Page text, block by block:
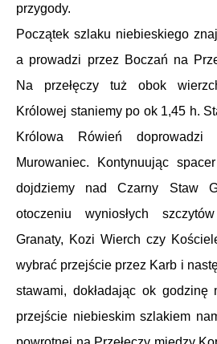
przygody.
Początek szlaku niebieskiego
a prowadzi przez Boczań na
Na przełęczy tuż obok
Królowej staniemy po ok 1,45 h.
Królowa Rówień
Murowaniec. Kontynuując
dojdziemy nad Czarny Staw
otoczeniu wyniosłych
Granaty, Kozi Wierch czy
wybrać przejście przez Karb i
stawami, dokładając ok godzinę
przejście niebieskim szlakiem